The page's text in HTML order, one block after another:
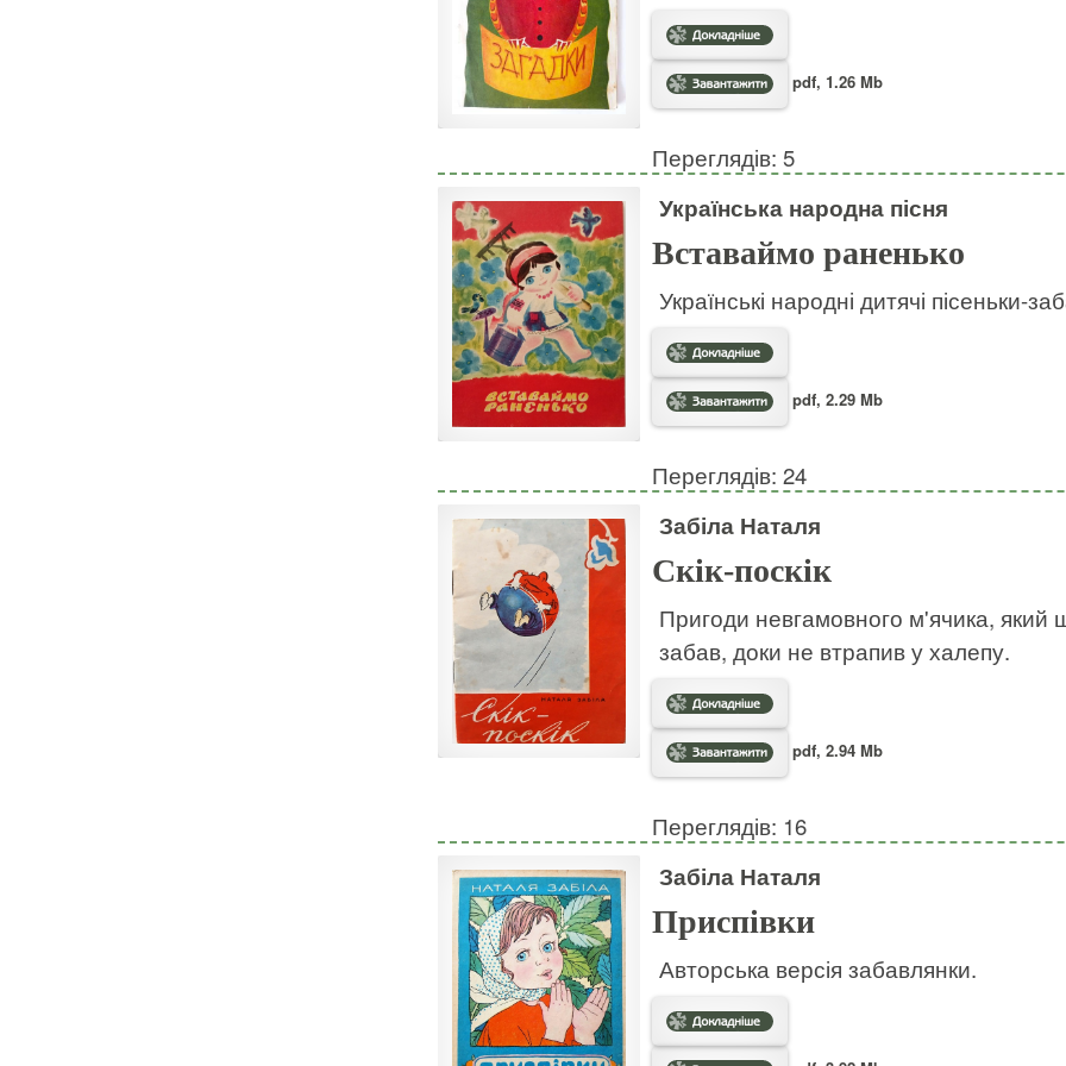
pdf, 1.26 Mb
Переглядів: 5
Українська народна пісня
Вставаймо раненько
Українські народні дитячі пісеньки-
pdf, 2.29 Mb
Переглядів: 24
Забіла Наталя
Скік-поскік
Пригоди невгамовного м'ячика, який
забав, доки не втрапив у халепу.
pdf, 2.94 Mb
Переглядів: 16
Забіла Наталя
Приспівки
Авторська версія забавлянки.